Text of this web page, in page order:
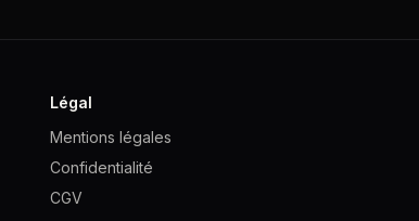
Légal
Mentions légales
Confidentialité
CGV